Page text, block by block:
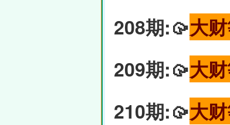
208期:🥠大
209期:🥠大
210期:🥠大